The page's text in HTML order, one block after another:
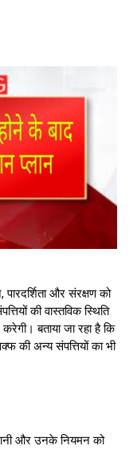
पारदर्शिता और संरक्षण को
की वास्तविक स्थिति
बताया जा रहा है कि
की अन्य संपत्तियों का भी
और उनके नियमन को